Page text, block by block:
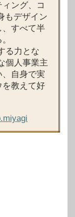
ング、コ
もデザイン
、すべて半
る力とな
個人事業主
自身で実
を教えて好